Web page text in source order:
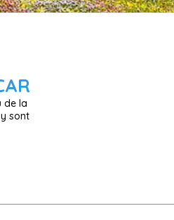
de la
sont